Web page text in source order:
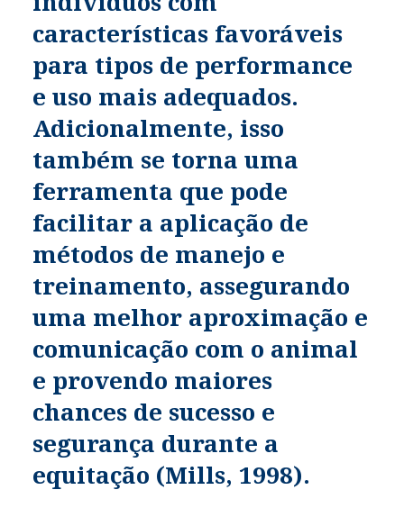
características favoráveis
para tipos de performance
e uso mais adequados.
Adicionalmente, isso
também se torna uma
ferramenta que pode
facilitar a aplicação de
métodos de manejo e
treinamento, assegurando
uma melhor aproximação e
comunicação com o animal
e provendo maiores
chances de sucesso e
segurança durante a
equitação (Mills, 1998).